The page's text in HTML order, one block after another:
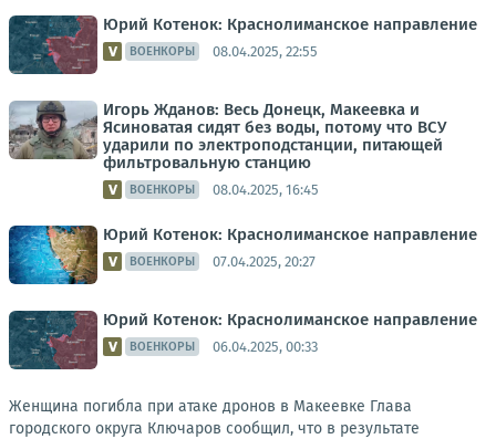
Юрий Котенок: Краснолиманское направление
ВОЕНКОРЫ 08.04.2025, 22:55
Игорь Жданов: Весь Донецк, Макеевка и
Ясиноватая сидят без воды, потому что ВСУ
ударили по электроподстанции, питающей
фильтровальную станцию
ВОЕНКОРЫ 08.04.2025, 16:45
Юрий Котенок: Краснолиманское направление
ВОЕНКОРЫ 07.04.2025, 20:27
Юрий Котенок: Краснолиманское направление
ВОЕНКОРЫ 06.04.2025, 00:33
Женщина погибла при атаке дронов в Макеевке Глава
городского округа Ключаров сообщил, что в результате